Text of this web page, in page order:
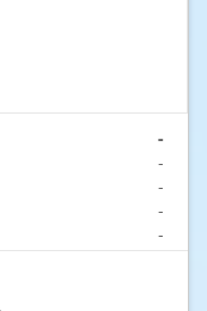
-
-
-
-
-